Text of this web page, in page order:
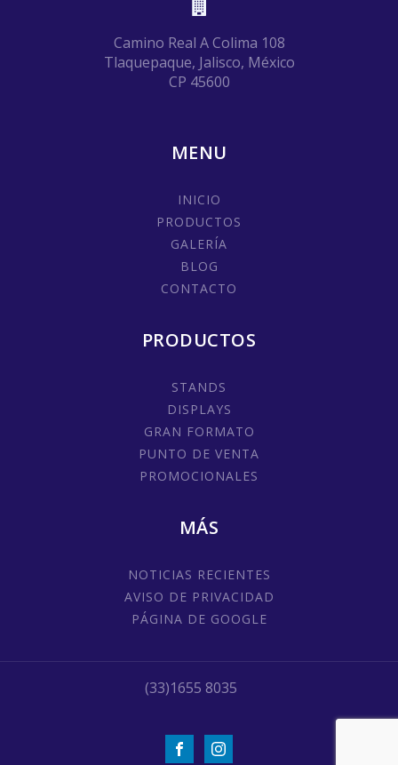
Camino Real A Colima 108
Tlaquepaque, Jalisco, México
CP 45600
MENU
INICIO
PRODUCTOS
GALERÍA
BLOG
CONTACTO
PRODUCTOS
STANDS
DISPLAYS
GRAN FORMATO
PUNTO DE VENTA
PROMOCIONALES
MÁS
NOTICIAS RECIENTES
AVISO DE PRIVACIDAD
PÁGINA DE GOOGLE
(33)1655 8035